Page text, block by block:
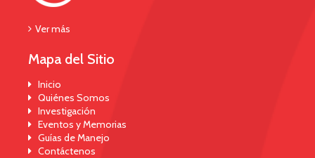
Ver más
Mapa del Sitio
Inicio
Quiénes Somos
Investigación
Eventos y Memorias
Guías de Manejo
Contáctenos